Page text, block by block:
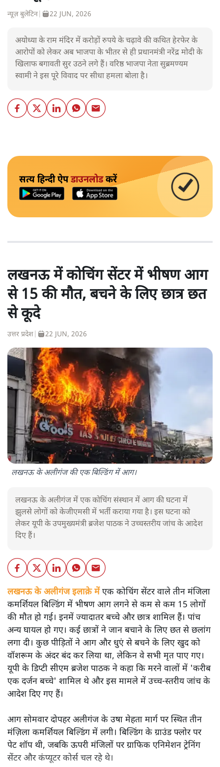
न्यूज़ बुलेटिन 22 JUN, 2026
अयोध्या के राम मंदिर में करोड़ों रुपये के चढ़ावे की कथित हेरफेर के
आरोपों को लेकर अब भाजपा के भीतर से ही प्रधानमंत्री नरेंद्र मोदी के
खिलाफ बगावती सुर उठने लगे हैं। वरिष्ठ भाजपा नेता सुब्रमण्यम
स्वामी ने इस पूरे विवाद पर सीधा हमला बोला है।
सत्य हिन्दी ऐपडाउनलोडकरें
लखनऊ में कोचिंग सेंटर में भीषण आग
से 15 की मौत, बचने के लिए छात्र छत
से कूदे
उत्तर प्रदेश 22 JUN, 2026
लखनऊ के अलीगंज की एक बिल्डिंग में आग।
लखनऊ के अलीगंज में एक कोचिंग संस्थान में आग की घटना में
झुलसे लोगों को केजीएमसी में भर्ती कराया गया है। इस घटना को
लेकर यूपी के उपमुख्यमंत्री ब्रजेश पाठक ने उच्चस्तरीय जांच के आदेश
दिए हैं।
लखनऊ के अलीगंज इलाक़े मेंएक कोचिंग सेंटर वाले तीन मंजिला
कमर्शियल बिल्डिंग में भीषण आग लगने से कम से कम 15 लोगों
की मौत हो गई। इनमें ज्यादातर बच्चे और छात्र शामिल हैं। पांच
अन्य घायल हो गए। कई छात्रों ने जान बचाने के लिए छत से छलांग
लगा दी। कुछ पीड़ितों ने आग और धुएं से बचने के लिए खुद को
वॉशरूम के अंदर बंद कर लिया था, लेकिन वे सभी मृत पाए गए।
यूपी के डिप्टी सीएम ब्रजेश पाठक ने कहा कि मरने वालों में 'करीब
एक दर्जन बच्चे' शामिल थे और इस मामले में उच्च-स्तरीय जांच के
आदेश दिए गए हैं।
आग सोमवार दोपहर अलीगंज के उषा मेहता मार्ग पर स्थित तीन
मंज़िला कमर्शियल बिल्डिंग में लगी। बिल्डिंग के ग्राउंड फ्लोर पर
पेट शॉप थी, जबकि ऊपरी मंजिलों पर ग्राफिक एनिमेशन ट्रेनिंग
सेंटर और कंप्यूटर कोर्स चल रहे थे।